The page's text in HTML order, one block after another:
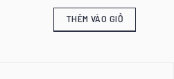
THÊM VÀO GIỎ